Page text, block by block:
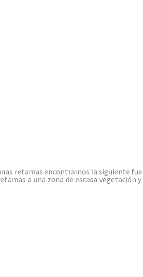
retamas encontramos la siguiente
a una zona de escasa vegetación